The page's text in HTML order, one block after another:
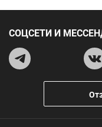
СОЦСЕТИ И